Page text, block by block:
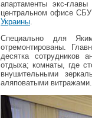
апартаменты экс-
центральном офисе
Украины.
Специально для
отремонтированы.
десятка сотрудников
отдыха; комнаты, где
внушительными
аляповатыми витражами.